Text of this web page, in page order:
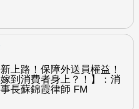
新上路！保障外送員權益！
到消費者身上？！】：消
長蘇錦霞律師 FM